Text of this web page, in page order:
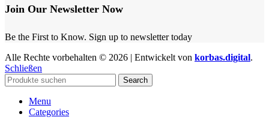
Join Our Newsletter Now
Be the First to Know. Sign up to newsletter today
Alle Rechte vorbehalten © 2026 | Entwickelt von korbas.digital.
Schließen
Search
Menu
Categories